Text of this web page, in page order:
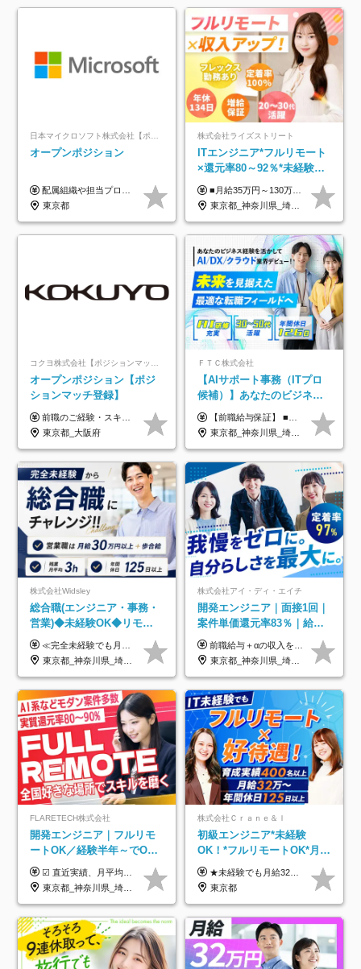
日本マイクロソフト株式会社【ポジションマッチ登録】
オープンポジション
配属組織や担当プロジェクトにより異なります。 ▼参考情報 ----------------------- 年俸650万～（1/12を月々支給） ※経験、能力を考慮の上、当社規定により優遇いたします。 ※時間外、休日出勤、深夜手当に対する賃金も基本年俸に含みます。
東京都
株式会社ライズストリート
ITエンジニア*フルリモート
×還元率80～92％*未経験歓
迎*年休134日*月給35万～*
定着率100%
■月給35万円～130万円＋賞与年2回＋各種手当 ※システムエンジニアの経験をお持ちの方は月給41万円以上＋賞与年2回（108万円～）＋手当 ■単価（年収）アップのチャンスは最大年12回 ※残業代は1分単位で100％全額支給。サービス残業などは一切ありません ※試用期間6ヵ月（試用期間中の待遇・給与に差はありません）
東京都_神奈川県_埼玉県_千葉県_大阪府_愛知県_北海道_青森県_岩手県_宮城県_秋田県_山形県_福島県_茨城県_栃木県_群馬県_新潟県_山梨県_長野県_富山県_石川県_福井県_静岡県_岐阜県_三重県_兵庫県_京都府_滋賀県_奈良県_和歌山県_広島県_岡山県_鳥取県_島根県_山口県_徳島県_香川県_愛媛県_高知県_福岡県_熊本県_佐賀県_長崎県_大分県_宮崎県_鹿児島県_沖縄県
コクヨ株式会社【ポジションマッチ登録】
オープンポジション【ポジ
ションマッチ登録】
前職のご経験・スキル等を考慮して決定します。
東京都_大阪府
ＦＴＣ株式会社
【AIサポート事務（ITプロ
候補）】あなたのビジネス
経験をAI業界で活かす◆IT
未経験OK◆目指せるコンサ
ル
【前職給与保証】 ■未経験者： 月給30万円～35万円 ■ローキャリア（経験目安1年程度）： 月給35万円～40万円 ■経験者（経験目安3年以上）： 月給40万円～60万円 ■即戦力（経験目安5年以上）： 月給45万円～80万円 ※上記金額には固定残業代30時間分 【未経験者5万5000円～7万3000円、 ローキャリア6万4000円～7万3000円、 経験者5万8000円～10万9000円、 即戦力8万2000円～14万5000円】を含みます。 ※30時間を超える場合は追加で全額支給します。 ※経験・能力・前職給与などを総合的に評価したうえでご納得いただけるよう個別決定。 未経験者の場合、前職給与とポテンシャルを査定のうえ決定いたします。 ※日本国内でのIT業界経験、または同等の実務経験と能力に応じて決定します。 ※前職給与は日本円かつ、日本国内での実績に基づき評価します。 【納得の評価システム】 ★クォーター毎に査定する評価制度導入！ 明確な評価基準で翌年度年収を上げましょう！ ★評価対象期間に在籍中のほとんどの社員が昇給し 年収アップを実現しています！ ★様々なインセンティブ制度を用意し多角的に正当評価しています！ ※試用期間6カ月（期間中の待遇等に差異なし）
東京都_神奈川県_埼玉県_千葉県
株式会社Widsley
総合職(エンジニア・事務・
営業)◆未経験OK◆リモー
トあり◆残業月3h◆服装髪
型自由
≪完全未経験でも月給40万円以上も可能です！≫ -------------- 【1】ITエンジニア 月給26万円～50万円＋プロジェクト手当＋資格手当 【2】IT事務、営業事務 月給26万円～50万円＋プロジェクト手当＋資格手当 ≪【1】【2】共通≫ ★上記給与には固定残業代20時間分(月3万719円～)を含みます。残業が超過した場合は、追加支給します(残業は月平均3時間とほぼ発生しません。残業がなくても、固定残業代は支給されます) ★試用期間6ヵ月あり（期間中は月給23万1000円～。固定残業代20時間分3万719円～を含む／超過分は別途支給） -------------- 【3】SES営業、SaaS営業 月給30万円以上＋インセンティブ＋各種手当 ★上記給与には固定残業代45時間分(月7万6967円～)を含みます。残業が超過した場合は、追加支給します(残業は月平均3時間とほぼ発生しません。残業がなくても、固定残業代は支給されます) ★試用期間6ヵ月あり(期間中も給与や福利厚生は同じです)
東京都_神奈川県_埼玉県_千葉県_大阪府_愛知県_北海道_青森県_岩手県_宮城県_秋田県_山形県_福島県_茨城県_栃木県_群馬県_新潟県_山梨県_長野県_富山県_石川県_福井県_静岡県_岐阜県_三重県_兵庫県_京都府_滋賀県_奈良県_和歌山県_広島県_岡山県_鳥取県_島根県_山口県_徳島県_香川県_愛媛県_高知県_福岡県_熊本県_佐賀県_長崎県_大分県_宮崎県_鹿児島県_沖縄県
株式会社アイ・ディ・エイチ
開発エンジニア｜面接1回｜
案件単価還元率83％｜給与
UP保証｜年休140日｜在宅
利用率9割｜独立支援・副業
制度
前職給与＋αの収入を保証 月給42万円～120万円＋各種手当＋賞与 給与基準が明確かつ高還元です。 一人ひとりが安定した環境のもと、長く活躍できる職場を目指しています。 ※平均年収650万円 ・還元率83％ ・各種手当について 職能手当／職務手当／資格手当／営業手当 など ※前職での経験・能力、給与などを考慮の上、当社規定により優遇いたします ※試用期間あり（3ヶ月／期間中の条件に変動はありません） ※上記金額には固定残業代（78,948円～225,564円/月30時間分）を含みます 超過分は別途全額支給いたします ・年収UPを保証 過去には転職時に〈年収200万円UP〉したエンジニアも在籍しています。入社時だけでなく、入社後も安心の給与水準で働ける環境です。キャリアや技術力が正当に評価されていないと感じていたら、一度面接でお話ししましょう！ 当社では管理職の人数は最低限にし、無駄な管理をしません。その費用削減分を社員の給与に還元しています！
東京都_神奈川県_埼玉県_千葉県_大阪府_愛知県_北海道_青森県_岩手県_宮城県_秋田県_山形県_福島県_茨城県_栃木県_群馬県_新潟県_山梨県_長野県_富山県_石川県_福井県_静岡県_岐阜県_三重県_兵庫県_京都府_滋賀県_奈良県_和歌山県_広島県_岡山県_鳥取県_島根県_山口県_徳島県_香川県_愛媛県_高知県_福岡県_熊本県_佐賀県_長崎県_大分県_宮崎県_鹿児島県_沖縄県
FLARETECH株式会社
開発エンジニア｜フルリモ
ートOK／経験半年～でOK
／実質還元率80～90%／前
給保証／AI系など最先端案
件多数
☑︎ 直近実績、月平均17,000円の昇給 ☑︎ 前職給与100%保証 ☑︎ 実質還元率80～90% ☑︎ 待機時も給与は満額支給 月給35万円～70万円＋交通費など各種手当 ※想定年収：4,200,000円～10,560,000円 ※経験・能力等を考慮の上で決定します。 ※上記金額には、みなし残業手当（50時間分・104,000円～212,000円）を含みます。超過分は別途追加支給します。 ┗残業時間は月平均10時間、多い時でも20時間程度と安定しております ★単価連動型の給与体系ではないため、万が一待機になってもその間の給与は満額支給しています。 ＜1年間の昇給事例をご紹介！＞ ・20代/フロントエンドエンジニア：月給274,000円→月給362,000円（＋88,000円/月） ・20代/iOSエンジニア：月給237,000円→月給287,000円（＋50,000円/月） ・20代/Androidエンジニア：月給316,000円→月給374,000円（＋58,000円/月） ・30代/Javaエンジニア（上流）：月給340,000円→月給418,000円（＋78,000円/月） ・30代/PMO：月給340,000円→月給418,000円（＋78,000円/月）
東京都_神奈川県_埼玉県_千葉県_大阪府_愛知県_北海道_青森県_岩手県_宮城県_秋田県_山形県_福島県_茨城県_栃木県_群馬県_新潟県_山梨県_長野県_富山県_石川県_福井県_静岡県_岐阜県_三重県_兵庫県_京都府_滋賀県_奈良県_和歌山県_広島県_岡山県_鳥取県_島根県_山口県_徳島県_香川県_愛媛県_高知県_福岡県_熊本県_佐賀県_長崎県_大分県_宮崎県_鹿児島県_沖縄県
株式会社Ｃｒａｎｅ＆Ｉ
初級エンジニア*未経験
OK！*フルリモートOK*月給
32万～*残業月9.8h*1ヶ月の
研修*資格取得率100％
★未経験でも月給32万円スタート★ 月収32万円～35万円＋各種手当（資格手当だけで毎月15万の上乗せ実績あり！） ★資格手当豊富！1資格につき最大3万円支給 ★功績手当の導入で、毎月のお給与に上乗せで最大10万円支給している社員も！ ★1回の昇級で年収数十万UPも可 ★ゆくゆくは年収1000万以上も目指せる 年俸384万円～1,162万8,000円（12分割） ※経験・スキルを考慮の上決定します ※上記金額には固定残業代（月30h分・60,800円～66,500円）を含みます ※超過分は別途全額支給します ※試用期間2ヶ月間あり（その他待遇に差異はありません）
東京都